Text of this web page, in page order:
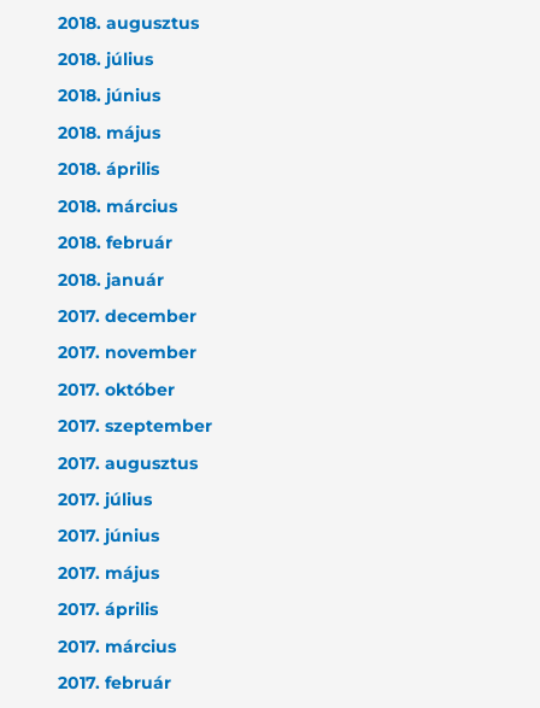
2018. augusztus
2018. július
2018. június
2018. május
2018. április
2018. március
2018. február
2018. január
2017. december
2017. november
2017. október
2017. szeptember
2017. augusztus
2017. július
2017. június
2017. május
2017. április
2017. március
2017. február